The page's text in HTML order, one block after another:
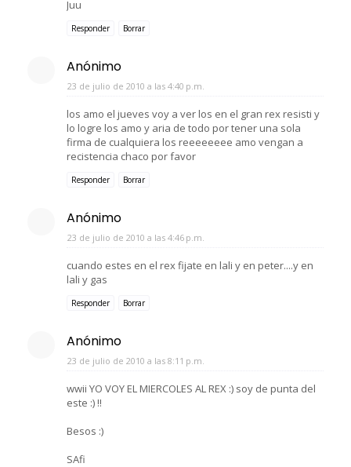
Juu
Responder Borrar
Anónimo
23 de julio de 2010 a las 4:40 p.m.
los amo el jueves voy a ver los en el gran rex resisti y
lo logre los amo y aria de todo por tener una sola
firma de cualquiera los reeeeeeee amo vengan a
recistencia chaco por favor
Responder Borrar
Anónimo
23 de julio de 2010 a las 4:46 p.m.
cuando estes en el rex fijate en lali y en peter....y en
lali y gas
Responder Borrar
Anónimo
23 de julio de 2010 a las 8:11 p.m.
wwii YO VOY EL MIERCOLES AL REX :) soy de punta del
este :) !!
Besos :)
SAfi